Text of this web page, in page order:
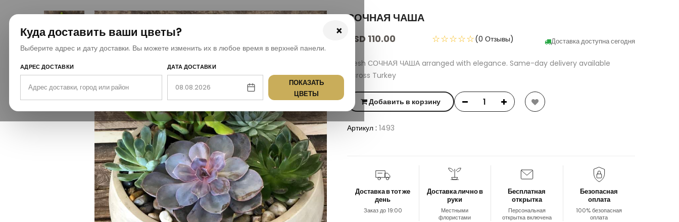
×
Куда доставить ваши цветы?
Выберите адрес и дату доставки. Вы можете изменить их в любое время в верхней панели.
АДРЕС ДОСТАВКИ ДАТА ДОСТАВКИ
ПОКАЗАТЬ
ЦВЕТЫ
СОЧНАЯ ЧАША
USD 110.00 Доставка доступна сегодня
☆☆☆☆☆(0 Отзывы)
Fresh СОЧНАЯ ЧАША arranged with elegance. Same-day delivery available
across Turkey
Добавить в корзину
Артикул : 1493
Доставка в тот же
день
Заказ до 19:00
Доставка лично в
руки
Местными
флористами
Бесплатная
открытка
Персональная
открытка включена
Безопасная
оплата
100% безопасная
оплата